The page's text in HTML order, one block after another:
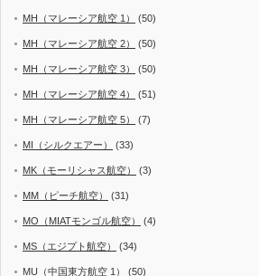
MH（マレーシア航空 1） (50)
MH（マレーシア航空 2） (50)
MH（マレーシア航空 3） (50)
MH（マレーシア航空 4） (51)
MH（マレーシア航空 5） (7)
MI（シルクエアー） (33)
MK（モーリシャス航空） (3)
MM（ピーチ航空） (31)
MO（MIATモンゴル航空） (4)
MS（エジプト航空） (34)
MU（中国東方航空 1） (50)